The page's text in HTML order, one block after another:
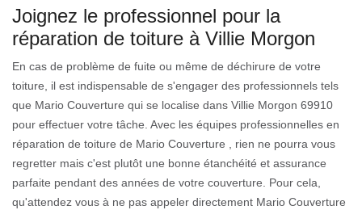
Joignez le professionnel pour la
réparation de toiture à Villie Morgon
En cas de problème de fuite ou même de déchirure de votre
toiture, il est indispensable de s'engager des professionnels tels
que Mario Couverture qui se localise dans Villie Morgon 69910
pour effectuer votre tâche. Avec les équipes professionnelles en
réparation de toiture de Mario Couverture , rien ne pourra vous
regretter mais c'est plutôt une bonne étanchéité et assurance
parfaite pendant des années de votre couverture. Pour cela,
qu'attendez vous à ne pas appeler directement Mario Couverture